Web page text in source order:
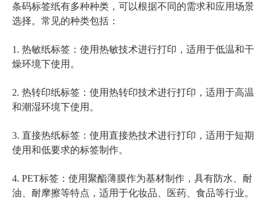
条码标签纸有多种种类，可以根据不同的需求和应用场景
选择。常见的种类包括：
1. 热敏纸标签：使用热敏技术进行打印，适用于低温和干
燥环境下使用。
2. 热转印纸标签：使用热转印技术进行打印，适用于高温
和潮湿环境下使用。
3. 直接热纸标签：使用直接热技术进行打印，适用于短期
使用和低要求的标签制作。
4. PET标签：使用聚酯薄膜作为基材制作，具有防水、耐
油、耐摩擦等特点，适用于化妆品、医药、食品等行业。